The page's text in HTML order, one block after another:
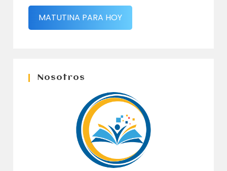
MATUTINA PARA HOY
Nosotros